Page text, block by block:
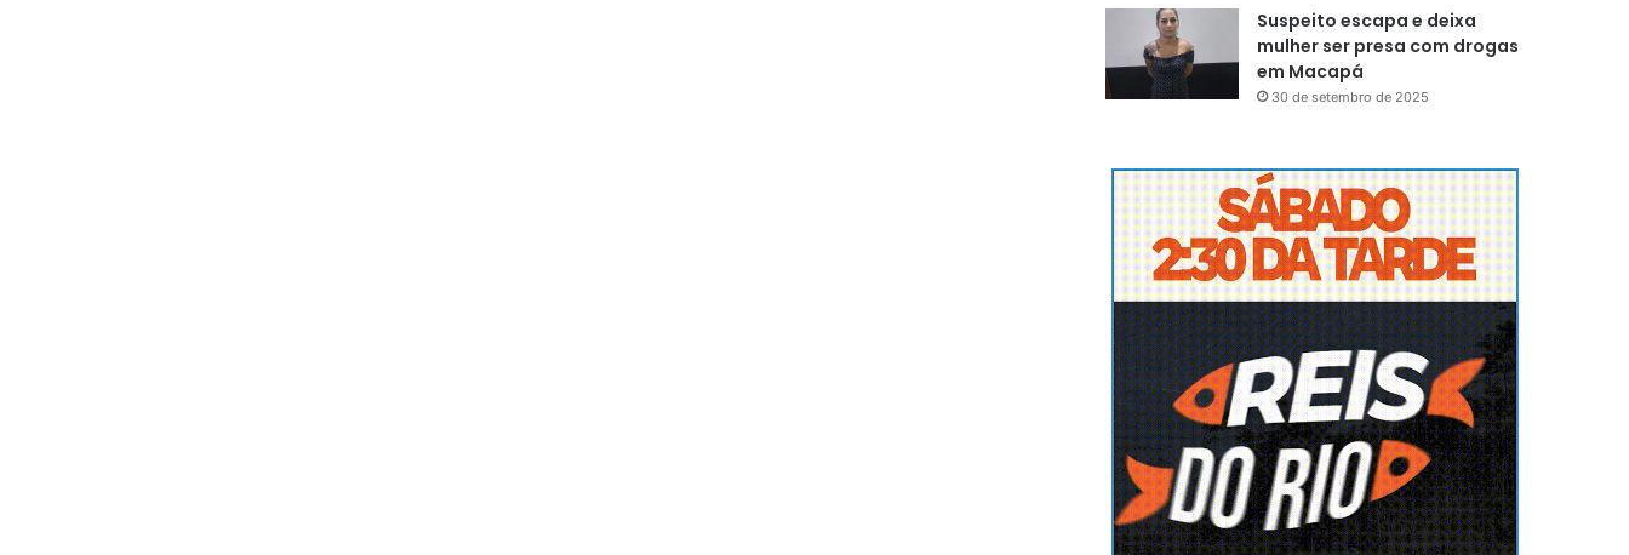
Suspeito escapa e deixa
mulher ser presa com drogas
em Macapá
30 de setembro de 2025